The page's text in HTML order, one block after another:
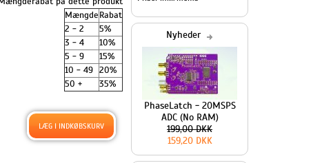
MængdeRabat
2 - 2
5%
3 - 4
10%
5 - 9
15%
10 - 49 20%
50 +
35%
Nyheder
PhaseLatch - 20MSPS
ADC (No RAM)
199,00 DKK
159,20 DKK